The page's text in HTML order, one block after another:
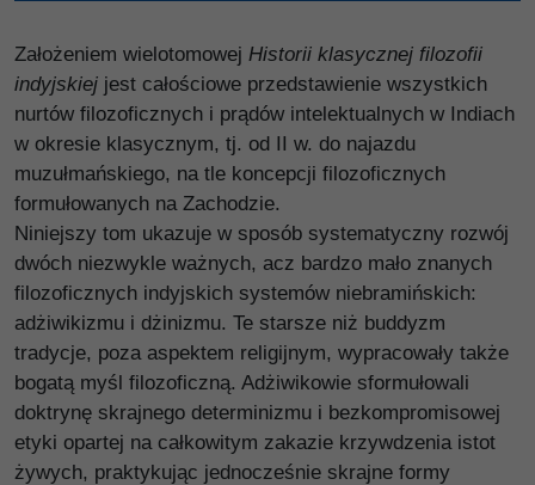
Założeniem wielotomowej Historii klasycznej filozofii
indyjskiej jest całościowe przedstawienie wszystkich
nurtów filozoficznych i prądów intelektualnych w Indiach
w okresie klasycznym, tj. od II w. do najazdu
muzułmańskiego, na tle koncepcji filozoficznych
formułowanych na Zachodzie.
Niniejszy tom ukazuje w sposób systematyczny rozwój
dwóch niezwykle ważnych, acz bardzo mało znanych
filozoficznych indyjskich systemów niebramińskich:
adżiwikizmu i dżinizmu. Te starsze niż buddyzm
tradycje, poza aspektem religijnym, wypracowały także
bogatą myśl filozoficzną. Adżiwikowie sformułowali
doktrynę skrajnego determinizmu i bezkompromisowej
etyki opartej na całkowitym zakazie krzywdzenia istot
żywych, praktykując jednocześnie skrajne formy